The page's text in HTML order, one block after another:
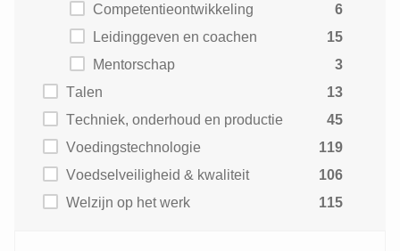
Competentieontwikkeling
6
Leidinggeven en coachen
15
Mentorschap
3
Talen
13
Techniek, onderhoud en productie
45
Voedingstechnologie
119
Voedselveiligheid & kwaliteit
106
Welzijn op het werk
115